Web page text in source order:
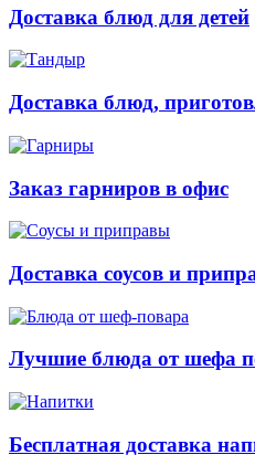
Доставка блюд для детей
Доставка блюд,
Заказ гарниров в офис
Доставка соусов и
Лучшие блюда от шефа
Бесплатная доставка